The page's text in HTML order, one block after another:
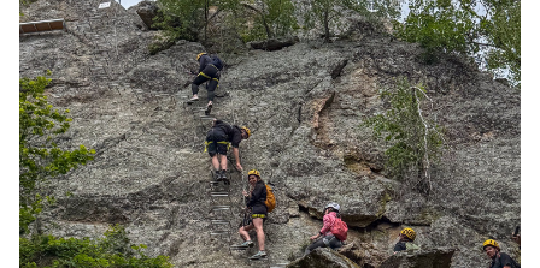
Ferdinanda Coburga
Objavte čaro historického poľovníckeho
zámočku cára Ferdinanda Coburga, ktorý vás
prenesie do sveta šľachtických tradícií,
poľovníctva a botaniky.
Zistiť viac